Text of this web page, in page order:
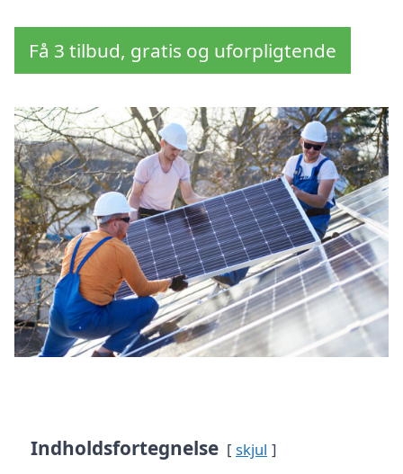
Få 3 tilbud, gratis og uforpligtende
Indholdsfortegnelse skjul